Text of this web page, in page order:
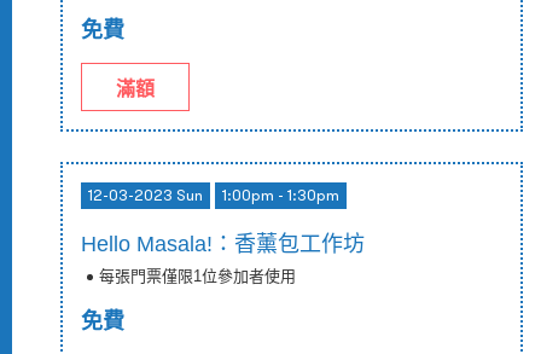
免費
滿額
12-03-2023 Sun 1:00pm - 1:30pm
Hello Masala!：香薰包工作坊
每張門票僅限1位參加者使用
免費